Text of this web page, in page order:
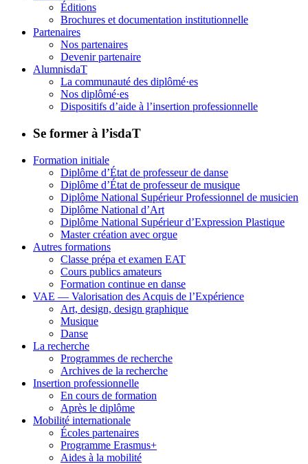
Éditions
Brochures et documentation institutionnelle
Partenaires
Nos partenaires
Devenir partenaire
AlumnisdaT
La communauté des diplômé·es
Nos diplômé·es
Dispositifs d’aide à l’insertion professionnelle
Se former à l’isdaT
Formation initiale
Diplôme d’État de professeur de danse
Diplôme d’État de professeur de musique
Diplôme National Supérieur Professionnel de musicien
Diplôme National d’Art
Diplôme National Supérieur d’Expression Plastique
Master création avec orgue
Autres formations
Classe prépa et examen EAT
Cours publics amateurs
Formation continue en danse
VAE — Valorisation des Acquis de l’Expérience
Art, design, design graphique
Musique
Danse
La recherche
Programmes de recherche
Archives de la recherche
Insertion professionnelle
En cours de formation
Après le diplôme
Mobilité internationale
Écoles partenaires
Programme Erasmus+
Aides à la mobilité